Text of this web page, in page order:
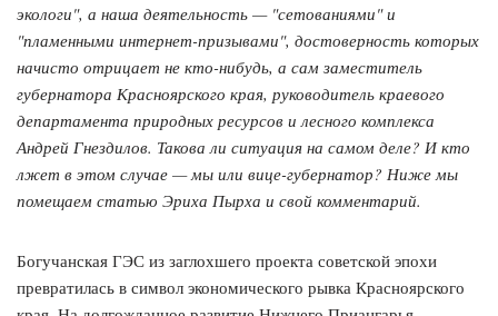
экологи", а наша деятельность — "сетованиями" и
"пламенными интернет-призывами", достоверность которых
начисто отрицает не кто-нибудь, а сам заместитель
губернатора Красноярского края, руководитель краевого
департамента природных ресурсов и лесного комплекса
Андрей Гнездилов. Такова ли ситуация на самом деле? И кто
лжет в этом случае — мы или вице-губернатор? Ниже мы
помещаем статью Эриха Пырха и свой комментарий.
Богучанская ГЭС из заглохшего проекта советской эпохи
превратилась в символ экономического рывка Красноярского